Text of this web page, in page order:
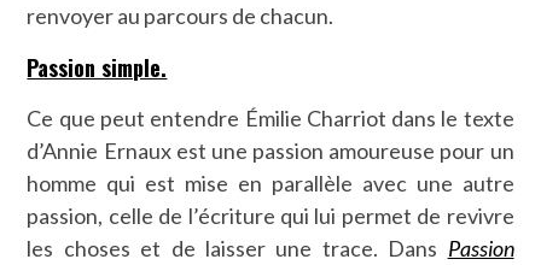
renvoyer au parcours de chacun.
Passion simple.
Ce que peut entendre Émilie Charriot dans le texte
d’Annie Ernaux est une passion amoureuse pour un
homme qui est mise en parallèle avec une autre
passion, celle de l’écriture qui lui permet de revivre
les choses et de laisser une trace. Dans Passion